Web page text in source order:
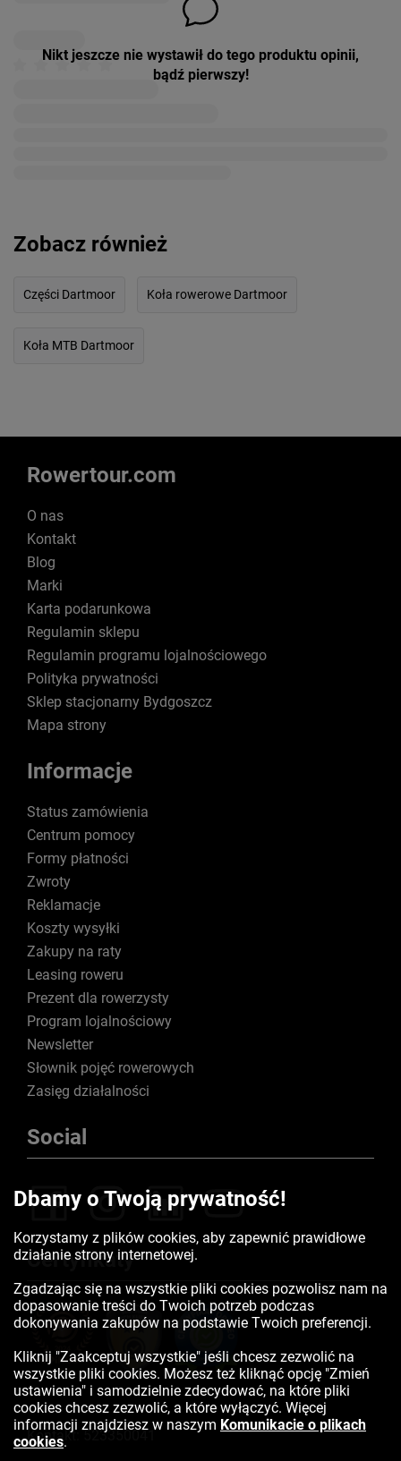
Nikt jeszcze nie wystawił do tego produktu opinii,
bądź pierwszy!
Zobacz również
Części Dartmoor Koła rowerowe Dartmoor
Koła MTB Dartmoor
Rowertour.com
O nas
Kontakt
Blog
Marki
Karta podarunkowa
Regulamin sklepu
Regulamin programu lojalnościowego
Polityka prywatności
Sklep stacjonarny Bydgoszcz
Mapa strony
Informacje
Status zamówienia
Centrum pomocy
Formy płatności
Zwroty
Reklamacje
Koszty wysyłki
Zakupy na raty
Leasing roweru
Prezent dla rowerzysty
Program lojalnościowy
Newsletter
Słownik pojęć rowerowych
Zasięg działalności
Social
Certyfikaty
Kontakt: 523350041
Dbamy o Twoją prywatność!
Korzystamy z plików cookies, aby zapewnić prawidłowe
działanie strony internetowej.
Zgadzając się na wszystkie pliki cookies pozwolisz nam na
dopasowanie treści do Twoich potrzeb podczas
dokonywania zakupów na podstawie Twoich preferencji.
Kliknij "Zaakceptuj wszystkie" jeśli chcesz zezwolić na
wszystkie pliki cookies. Możesz też kliknąć opcję "Zmień
ustawienia" i samodzielnie zdecydować, na które pliki
cookies chcesz zezwolić, a które wyłączyć. Więcej
informacji znajdziesz w naszym Komunikacie o plikach
cookies.